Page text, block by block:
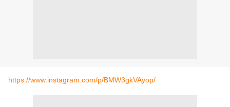
https://www.instagram.com/p/BMW3gkVAyop/